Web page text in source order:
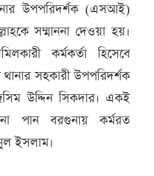
উপপরিদর্শক (এসআই)
সম্মাননা দেওয়া হয়।
কর্মকর্তা হিসেবে
সহকারী উপপরিদর্শক
উদ্দিন সিকদার। একই
পান বরগুনায় কর্মরত
ইসলাম।